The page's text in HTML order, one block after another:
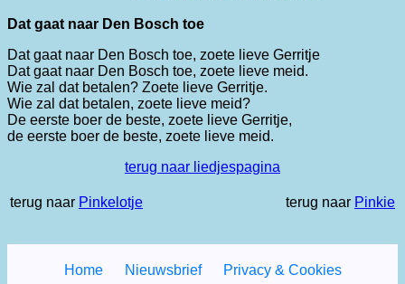
Dat gaat naar Den Bosch toe
Dat gaat naar Den Bosch toe, zoete lieve Gerritje
Dat gaat naar Den Bosch toe, zoete lieve meid.
Wie zal dat betalen? Zoete lieve Gerritje.
Wie zal dat betalen, zoete lieve meid?
De eerste boer de beste, zoete lieve Gerritje,
de eerste boer de beste, zoete lieve meid.
terug naar liedjespagina
terug naar Pinkelotje terug naar Pinkie
Home Nieuwsbrief Privacy & Cookies